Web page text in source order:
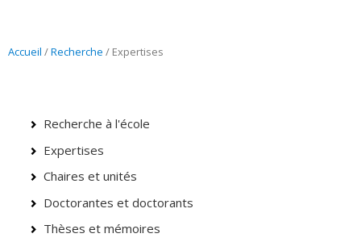
Accueil /Recherche / Expertises
Recherche à l'école
Expertises
Chaires et unités
Doctorantes et doctorants
Thèses et mémoires